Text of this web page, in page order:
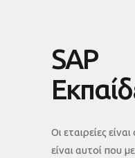
SAP
Οι εταιρείες
είναι αυτοί που